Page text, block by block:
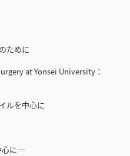
ために
at Yonsei University：
ルを中心に
心に─